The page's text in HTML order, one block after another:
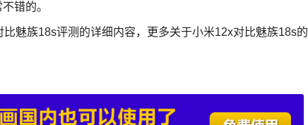
错的。
魅族18s评测的详细内容，更多关于小米12x对比魅族18s的